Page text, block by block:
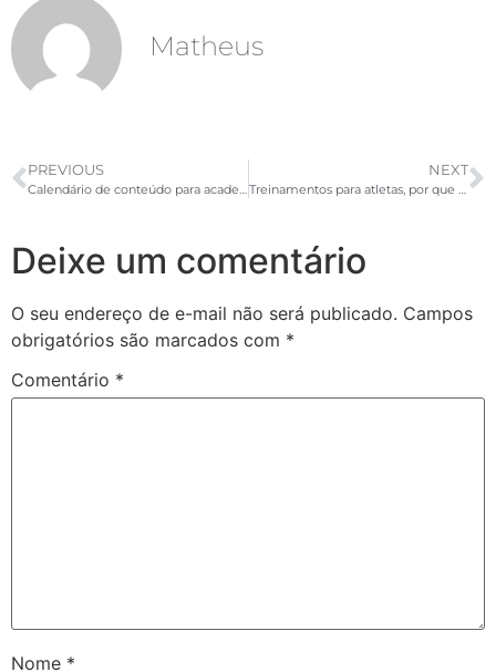
Matheus
PREVIOUS
Calendário de conteúdo para academia: 30 dias de ideias para publicação
NEXT
Treinamentos para atletas, por que é importante implementar na sua academia?
Deixe um comentário
O seu endereço de e-mail não será publicado. Campos
obrigatórios são marcados com *
Comentário *
Nome *